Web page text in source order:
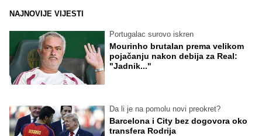
NAJNOVIJE VIJESTI
Portugalac surovo iskren
Mourinho brutalan prema velikom
pojačanju nakon debija za Real:
"Jadnik..."
Da li je na pomolu novi preokret?
Barcelona i City bez dogovora oko
transfera Rodrija